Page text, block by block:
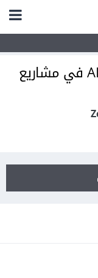
كيف يمكن إستخدام AI في مشاريع